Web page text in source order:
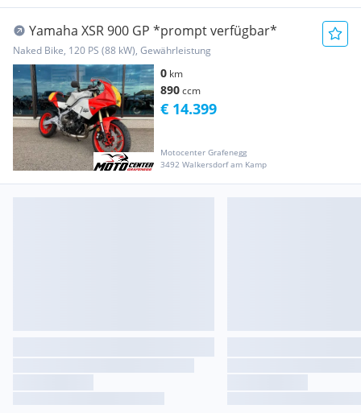
Yamaha XSR 900 GP *prompt verfügbar*
Naked Bike, 120 PS (88 kW), Gewährleistung
0 km
890ccm
Motocenter Grafenegg
3492 Walkersdorf am Kamp
€ 14.399